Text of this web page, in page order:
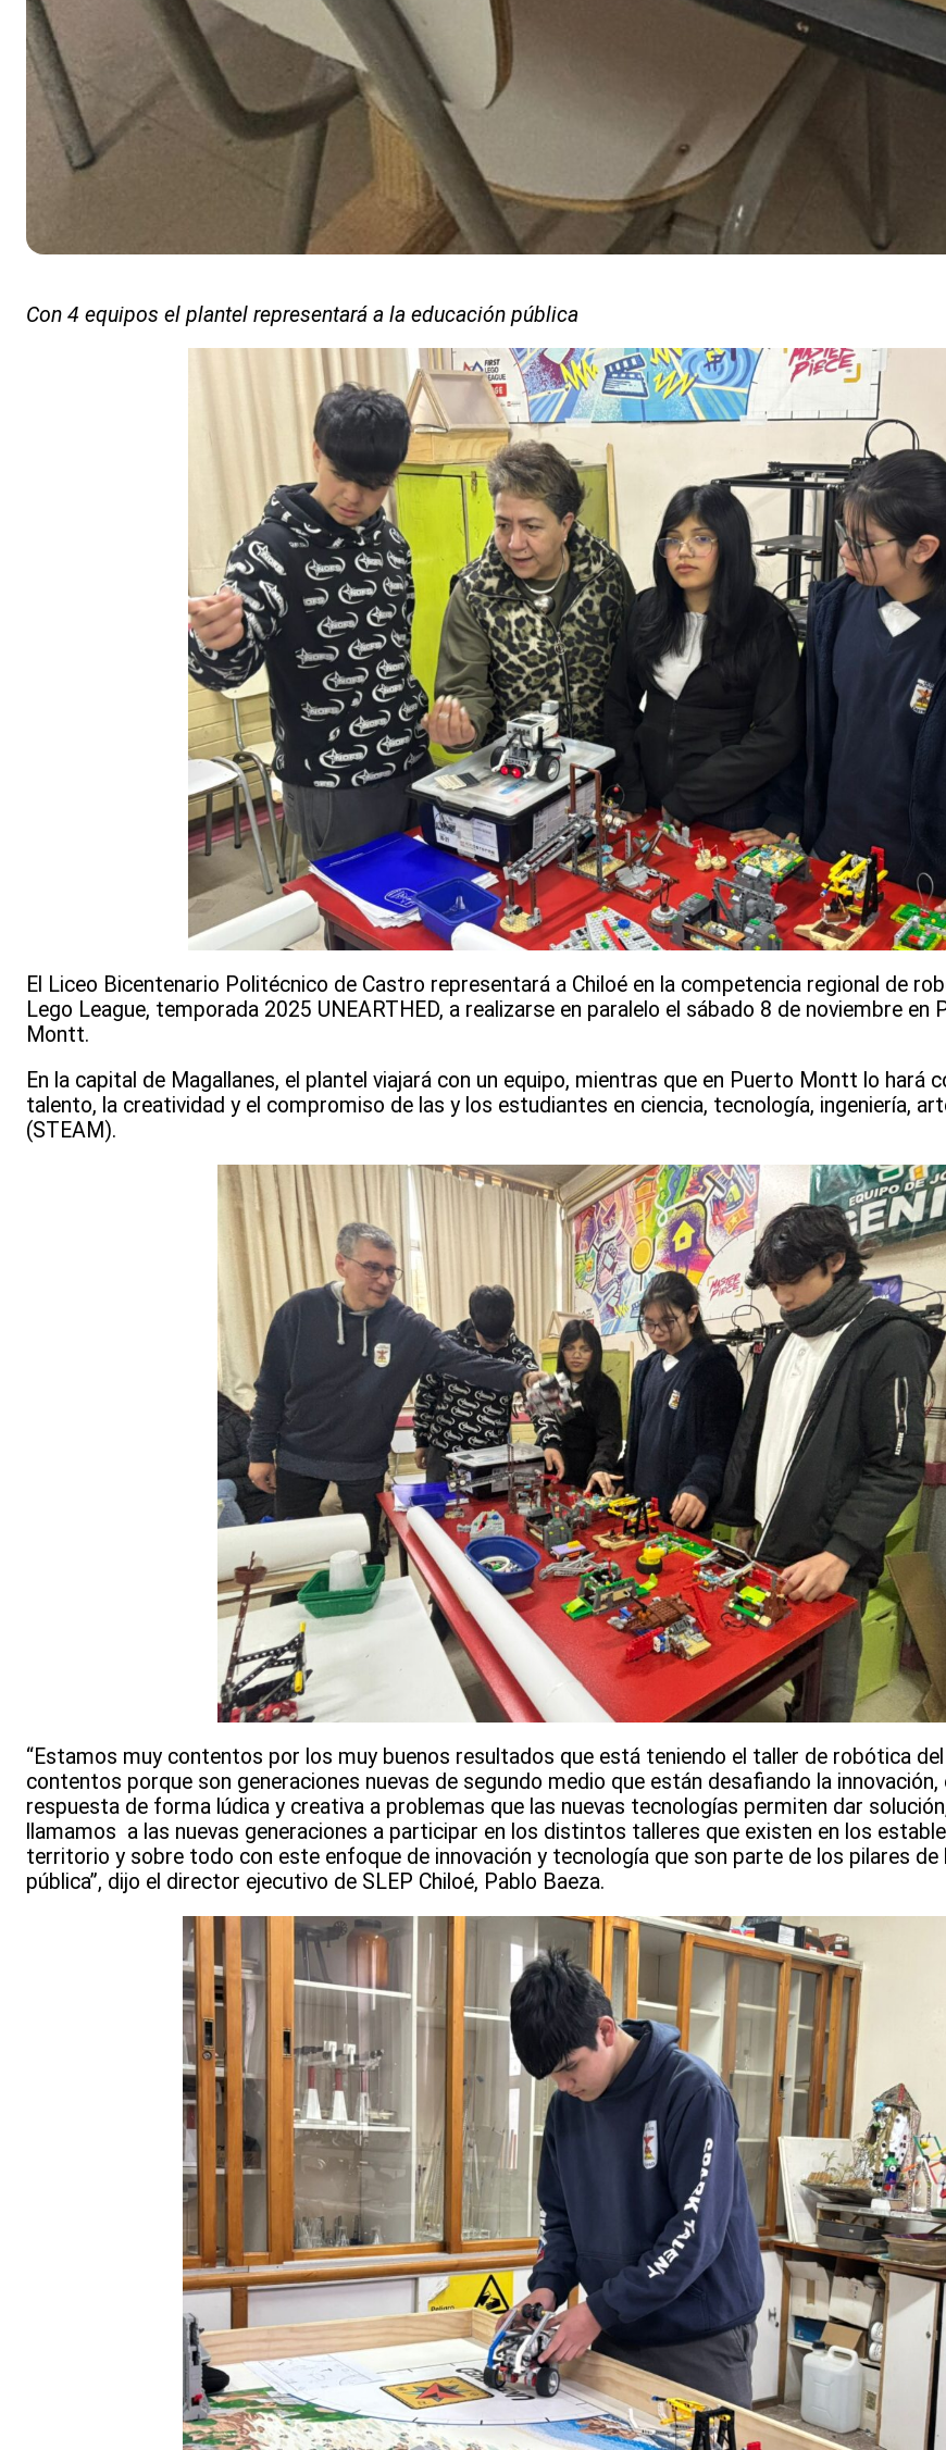
Con 4 equipos el plantel representará a la educación pública
El Liceo Bicentenario Politécnico de Castro representará a Chiloé en la competencia regional de
Lego League, temporada 2025 UNEARTHED, a realizarse en paralelo el sábado 8 de noviembre en
Montt.
En la capital de Magallanes, el plantel viajará con un equipo, mientras que en Puerto Montt lo hará
talento, la creatividad y el compromiso de las y los estudiantes en ciencia, tecnología, ingeniería,
(STEAM).
“Estamos muy contentos por los muy buenos resultados que está teniendo el taller de robótica
contentos porque son generaciones nuevas de segundo medio que están desafiando la innovación,
respuesta de forma lúdica y creativa a problemas que las nuevas tecnologías permiten dar
llamamos a las nuevas generaciones a participar en los distintos talleres que existen en los
territorio y sobre todo con este enfoque de innovación y tecnología que son parte de los pilares de
pública”, dijo el director ejecutivo de SLEP Chiloé, Pablo Baeza.